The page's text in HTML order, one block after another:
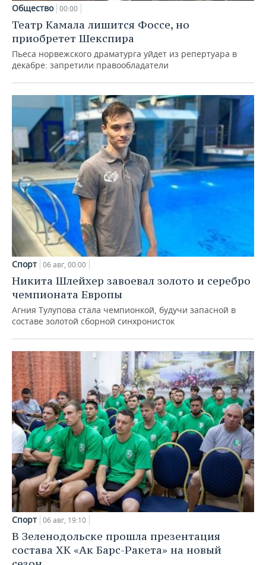
Общество 00:00
Театр Камала лишится Фоссе, но
приобретет Шекспира
Пьеса норвежского драматурга уйдет из репертуара в
декабре: запретили правообладатели
Спорт 06 авг, 00:00
Никита Шлейхер завоевал золото и серебро
чемпионата Европы
Агния Тулупова стала чемпионкой, будучи запасной в
составе золотой сборной синхронисток
Спорт 06 авг, 19:10
В Зеленодольске прошла презентация
состава ХК «Ак Барс-Ракета» на новый